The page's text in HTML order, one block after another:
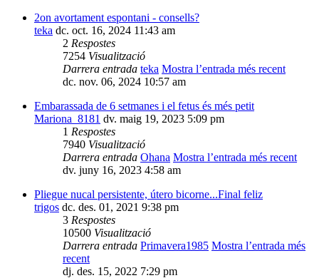
2on avortament espontani - consells?
teka dc. oct. 16, 2024 11:43 am
2 Respostes
7254 Visualització
Darrera entrada teka Mostra l’entrada més recent
dc. nov. 06, 2024 10:57 am
Embarassada de 6 setmanes i el fetus és més petit
Mariona_8181 dv. maig 19, 2023 5:09 pm
1 Respostes
7940 Visualització
Darrera entrada Ohana Mostra l’entrada més recent
dv. juny 16, 2023 4:58 am
Pliegue nucal persistente, útero bicorne...Final feliz
trigos dc. des. 01, 2021 9:38 pm
3 Respostes
10500 Visualització
Darrera entrada Primavera1985 Mostra l’entrada més
recent
dj. des. 15, 2022 7:29 pm